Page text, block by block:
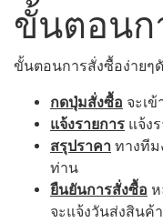
ขั้นตอนก
ขั้นตอนการสั่งซื้อง่ายๆ
กดปุ่มสั่งซื้อ จะเข้
แจ้งรายการ แจ้ง
สรุปราคา ทางทีม
ท่าน
ยืนยันการสั่งซื้อ ห
จะแจ้งวันส่งสินค้